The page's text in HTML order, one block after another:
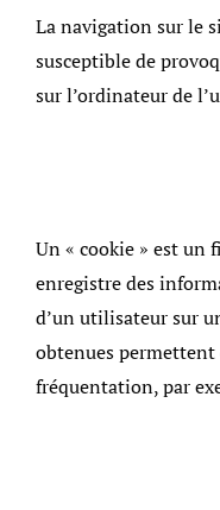
La navigation sur le
susceptible de
sur l’ordinateur de
Un « cookie » est un
enregistre des
d’un utilisateur sur
obtenues permettent
fréquentation, par